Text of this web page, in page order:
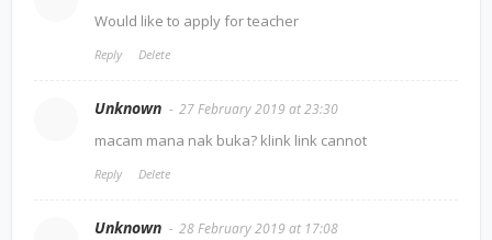
Would like to apply for teacher
Reply Delete
Unknown 27 February 2019 at 23:30
macam mana nak buka? klink link cannot
Reply Delete
Unknown 28 February 2019 at 17:08